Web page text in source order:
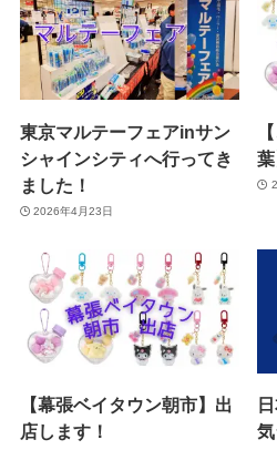
東京マルテーフェアinサン
シャインシティへ行ってき
ました！
2026年4月23日
【幕張ベイタウン朝市】出
店します！